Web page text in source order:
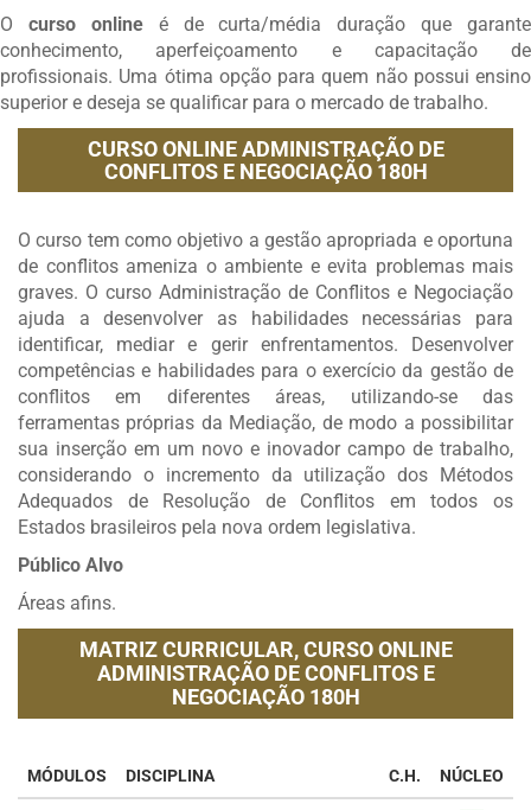
O curso online é de curta/média duração que garante
conhecimento, aperfeiçoamento e capacitação de
profissionais. Uma ótima opção para quem não possui ensino
superior e deseja se qualificar para o mercado de trabalho.
CURSO ONLINE ADMINISTRAÇÃO DE
CONFLITOS E NEGOCIAÇÃO 180H
O curso tem como objetivo a gestão apropriada e oportuna
de conflitos ameniza o ambiente e evita problemas mais
graves. O curso Administração de Conflitos e Negociação
ajuda a desenvolver as habilidades necessárias para
identificar, mediar e gerir enfrentamentos. Desenvolver
competências e habilidades para o exercício da gestão de
conflitos em diferentes áreas, utilizando-se das
ferramentas próprias da Mediação, de modo a possibilitar
sua inserção em um novo e inovador campo de trabalho,
considerando o incremento da utilização dos Métodos
Adequados de Resolução de Conflitos em todos os
Estados brasileiros pela nova ordem legislativa.
Público Alvo
Áreas afins.
MATRIZ CURRICULAR,CURSO ONLINE
ADMINISTRAÇÃO DE CONFLITOS E
NEGOCIAÇÃO 180H
MÓDULOS DISCIPLINA C.H. NÚCLEO